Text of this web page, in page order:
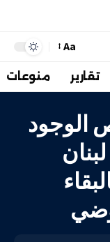
Aa
تقارير منوعات
الوجود